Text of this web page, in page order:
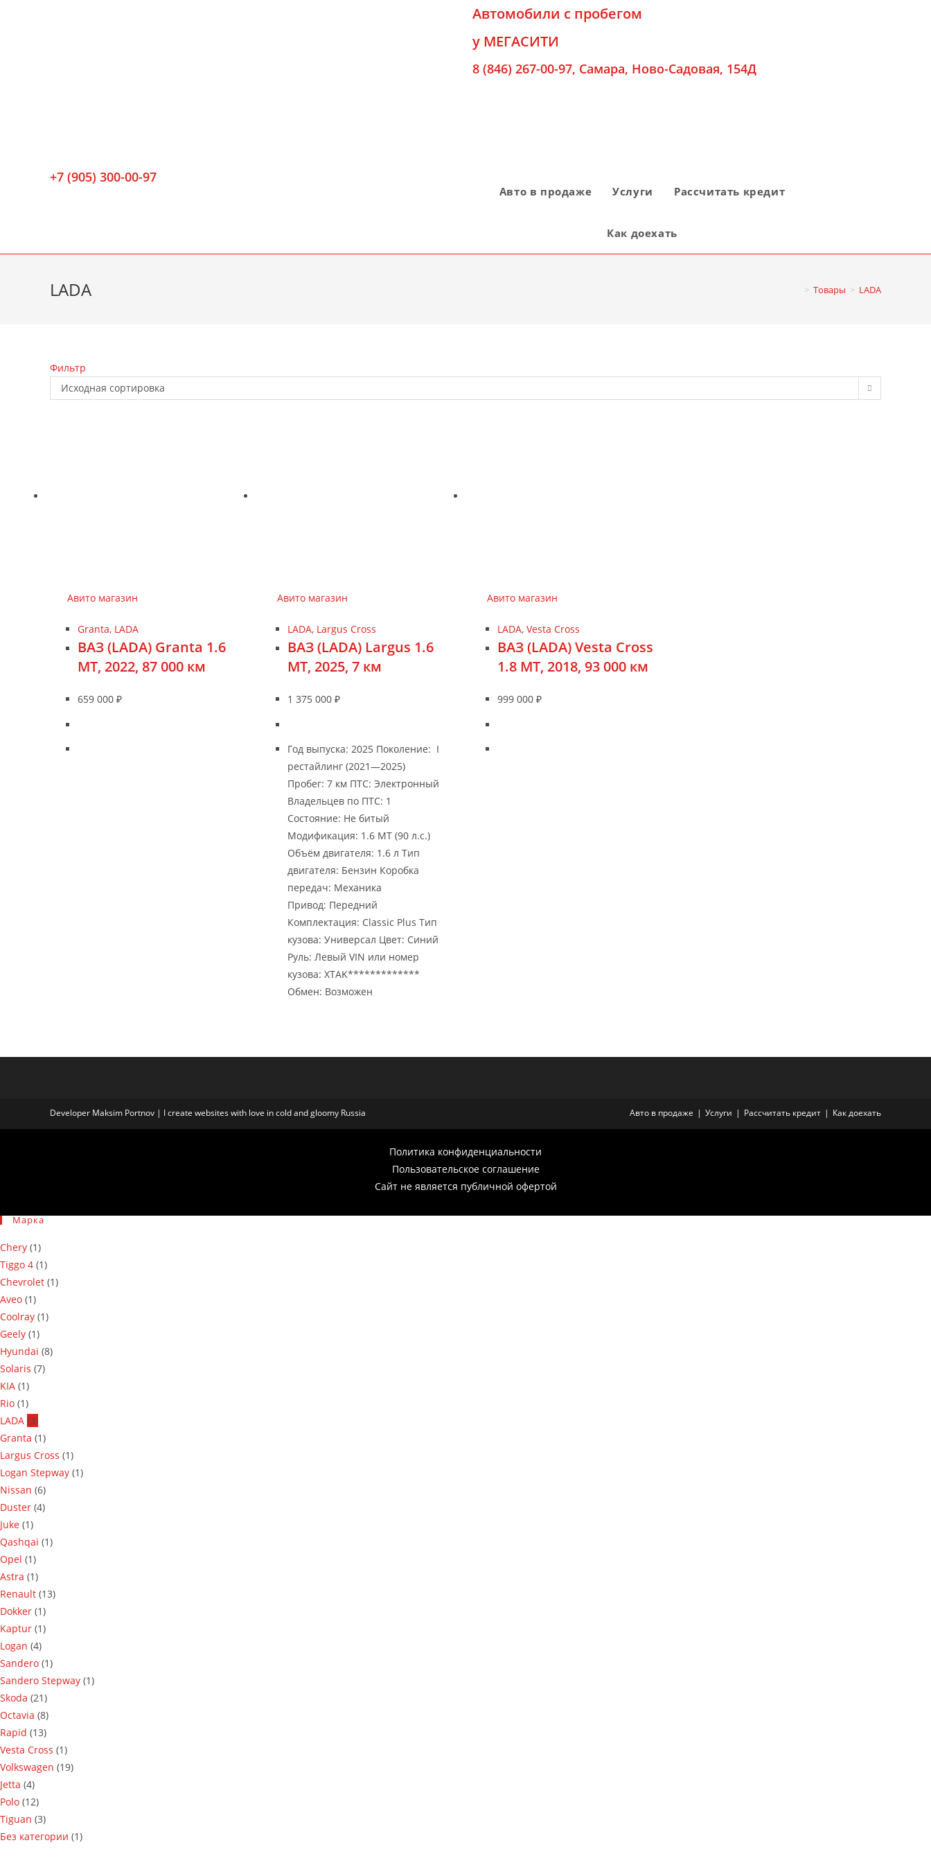
Автомобили с пробегом
у МЕГАСИТИ
8 (846) 267-00-97, Самара, Ново-Садовая, 154Д
+7 (905) 300-00-97
Авто в продаже Услуги Рассчитать кредит
Как доехать
LADA > Товары > LADA
Фильтр
Исходная сортировка
Авито магазин
Granta, LADA
ВАЗ (LADA) Granta 1.6
MT, 2022, 87 000 км
659 000 ₽
Авито магазин
LADA, Largus Cross
ВАЗ (LADA) Largus 1.6
MT, 2025, 7 км
1 375 000₽
Год выпуска: 2025 Поколение: I
рестайлинг (2021—2025)
Пробег: 7 км ПТС: Электронный
Владельцев по ПТС: 1
Состояние: Не битый
Модификация: 1.6 MT (90 л.с.)
Объём двигателя: 1.6 л Тип
двигателя: Бензин Коробка
передач: Механика
Привод: Передний
Комплектация: Classic Plus Тип
кузова: Универсал Цвет: Синий
Руль: Левый VIN или номер
кузова: XTAK*************
Обмен: Возможен
Авито магазин
LADA,Vesta Cross
ВАЗ (LADA) Vesta Cross
1.8 MT, 2018, 93 000 км
999 000₽
Авто в продаже Услуги Рассчитать кредит Как доехать
Developer Maksim Portnov | I create websites with love in cold and gloomy Russia
Политика конфиденциальности
Пользовательское соглашение
Сайт не является публичной офертой
Марка
Chery (1)
Tiggo 4 (1)
Chevrolet (1)
Aveo (1)
Coolray (1)
Geely (1)
Hyundai (8)
Solaris (7)
KIA (1)
Rio (1)
LADA (3)
Granta (1)
Largus Cross (1)
Logan Stepway (1)
Nissan (6)
Duster (4)
Juke (1)
Qashqai (1)
Opel (1)
Astra (1)
Renault (13)
Dokker (1)
Kaptur (1)
Logan (4)
Sandero (1)
Sandero Stepway (1)
Skoda (21)
Octavia (8)
Rapid (13)
Vesta Cross (1)
Volkswagen (19)
Jetta (4)
Polo (12)
Tiguan (3)
Без категории (1)